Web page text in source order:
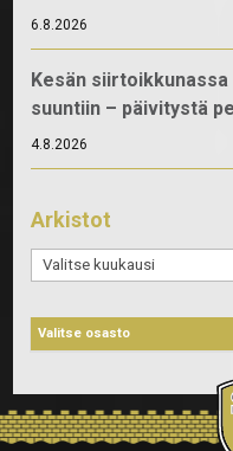
6.8.2026
Kesän
suuntiin – päivitystä
4.8.2026
Arkistot
Arkistot